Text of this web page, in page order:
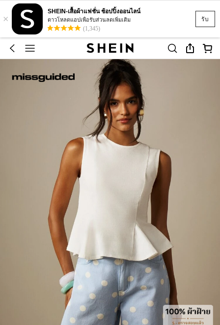
รับ
×
SHEIN-เสื้อผ้าแฟชั่น ช้อปปิ้งออนไลน์
ดาวโหลดแอปเพื่อรับส่วนลดเพิ่มเติม
(1,345)